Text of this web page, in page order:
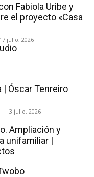
Fabiola Uribe y
el proyecto «Casa
17 julio, 2026
| Óscar Tenreiro
3 julio, 2026
Ampliación y
unifamiliar |